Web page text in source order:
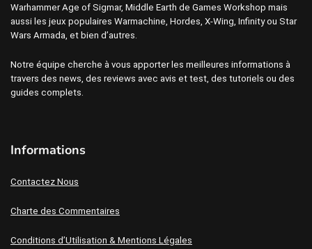
Warhammer Age of Sigmar, Middle Earth de Games Workshop mais
aussi les jeux populaires Warmachine, Hordes, X-Wing, Infinity ou Star
Wars Armada, et bien d’autres.
Notre équipe cherche à vous apporter les meilleures informations à
travers des news, des reviews avec avis et test, des tutoriels ou des
guides complets.
Informations
Contactez Nous
Charte des Commentaires
Conditions d’Utilisation & Mentions Légales